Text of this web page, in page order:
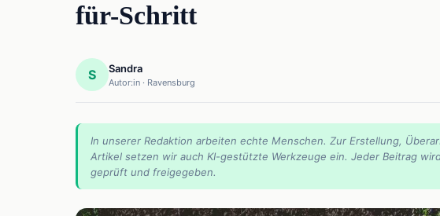
für-Schritt
S Sandra
Autor:in · Ravensburg
In unserer Redaktion arbeiten echte Menschen. Zur Erstellung,
Artikel setzen wir auch KI-gestützte Werkzeuge ein. Jeder Beitrag
geprüft und freigegeben.